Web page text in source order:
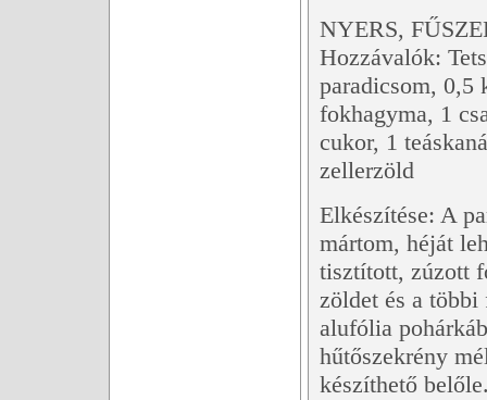
NYERS,
Hozzávalók:
paradicsom, 0,5
fokhagyma, 1
cukor, 1
zellerzöld
Elkészítése: A
mártom, héját
tisztított, zúzott
zöldet és a többi
alufólia
hűtőszekrény
készíthető